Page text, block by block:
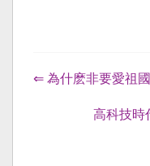
⇐ 為什麽非要愛祖國
高科技時